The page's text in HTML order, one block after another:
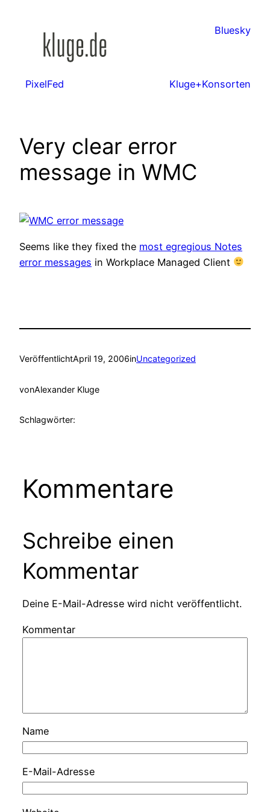
Bluesky
PixelFed Kluge+Konsorten
Very clear error
message in WMC
Seems like they fixed the most egregious Notes
error messages in Workplace Managed Client
VeröffentlichtApril 19, 2006inUncategorized
vonAlexander Kluge
Schlagwörter:
Kommentare
Schreibe einen
Kommentar
Deine E-Mail-Adresse wird nicht veröffentlicht.
Kommentar
Name
E-Mail-Adresse